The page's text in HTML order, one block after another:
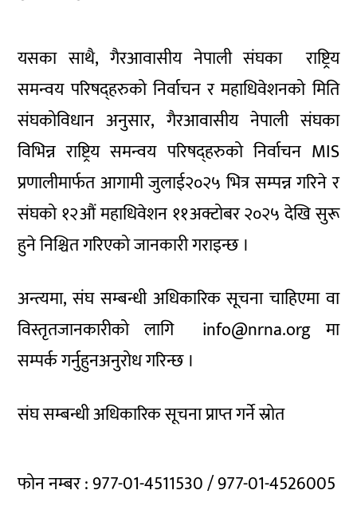
यसका साथै, गैरआवासीय नेपाली संघका राष्ट्रिय
समन्वय परिषद्हरुको निर्वाचन र महाधिवेशनको मिति
संघकोविधान अनुसार, गैरआवासीय नेपाली संघका
विभिन्न राष्ट्रिय समन्वय परिषद्हरुको निर्वाचन MIS
प्रणालीमार्फत आगामी जुलाई२०२५ भित्र सम्पन्न गरिने र
संघको १२औं महाधिवेशन ११अक्टोबर २०२५ देखि सुरू
हुने निश्चित गरिएको जानकारी गराइन्छ ।
अन्त्यमा, संघ सम्बन्धी अधिकारिक सूचना चाहिएमा वा
विस्तृतजानकारीको लागि info@nrna.org मा
सम्पर्क गर्नुहुनअनुरोध गरिन्छ ।
संघ सम्बन्धी अधिकारिक सूचना प्राप्त गर्ने स्रोत
फोन नम्बर : 977-01-4511530 / 977-01-4526005